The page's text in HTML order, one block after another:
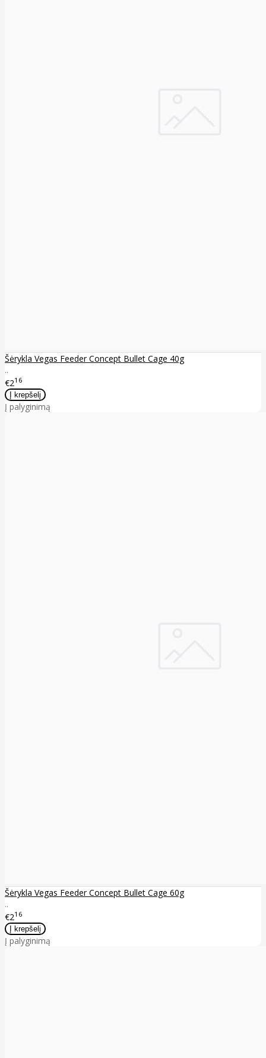
Šėrykla Vegas Feeder Concept Bullet Cage 40g
..
€216
Į palyginimą
Šėrykla Vegas Feeder Concept Bullet Cage 60g
..
€216
Į palyginimą